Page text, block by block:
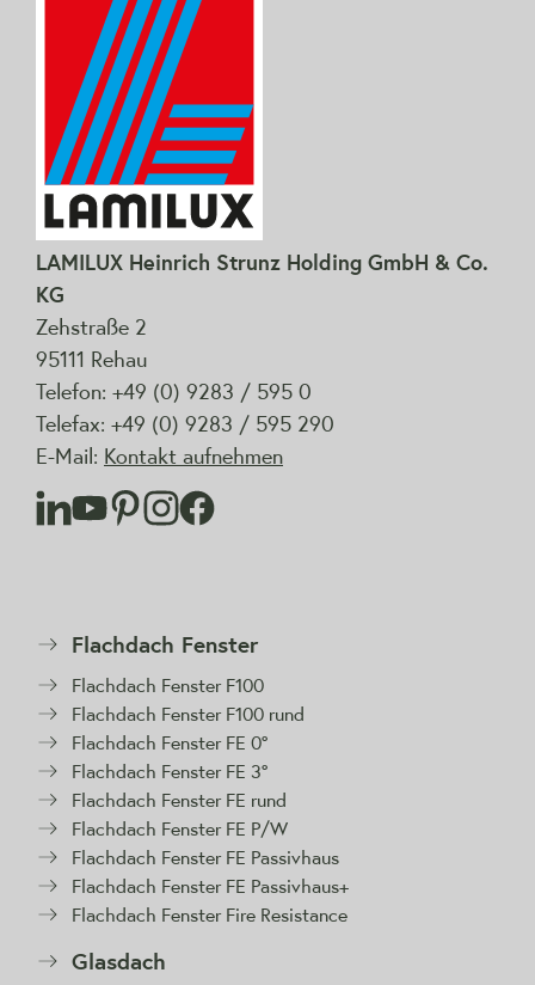
LAMILUX Heinrich Strunz Holding GmbH & Co.
KG
Zehstraße 2
95111 Rehau
Telefon: +49 (0) 9283 / 595 0
Telefax: +49 (0) 9283 / 595 290
E-Mail: Kontakt aufnehmen
Flachdach Fenster
Flachdach Fenster F100
Flachdach Fenster F100 rund
Flachdach Fenster FE 0°
Flachdach Fenster FE 3°
Flachdach Fenster FE rund
Flachdach Fenster FE P/W
Flachdach Fenster FE Passivhaus
Flachdach Fenster FE Passivhaus+
Flachdach Fenster Fire Resistance
Glasdach